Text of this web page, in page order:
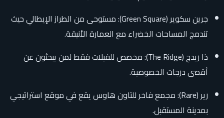
جرين سكوير (Green Square): مستوحى من الطراز الإيطالي حيث
تندمج المساحات الخضراء مع العمارة الأنيقة.
ذا ريدج (The Ridge): مخصص للفيلات فقط لمن يبحثون عن
أقصى درجات الخصوصية.
رير (Rare): مجمع فاخر للتاون هاوس يقع في موقع استراتيجي
بمدينة المستقبل.